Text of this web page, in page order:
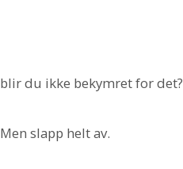
blir du ikke bekymret for det?
Men slapp helt av.